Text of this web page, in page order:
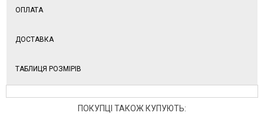
ОПЛАТА
ДОСТАВКА
ТАБЛИЦЯ РОЗМІРІВ
ПОКУПЦІ ТАКОЖ КУПУЮТЬ: